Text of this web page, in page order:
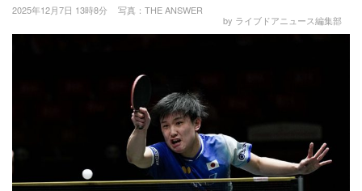
2025年12月7日 13時8分
写真：THE ANSWER
by ライブドアニュース編集部